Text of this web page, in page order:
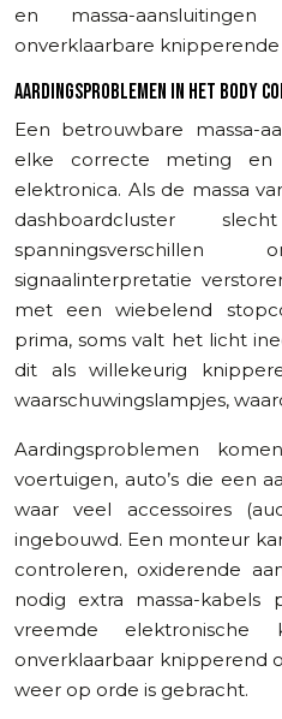
en massa-
onverklaarbare
AARDINGSPROBLEMEN IN HET BODY
Een betrouwbare massa-
elke correcte meting
elektronica. Als de massa
dashboardcluster
signaalinterpretatie
met een wiebelend
prima, soms valt het licht
dit als willekeurig
waarschuwingslampjes,
Aardingsproblemen
voertuigen, auto’s die een
waar veel accessoires
ingebouwd. Een monteur
controleren, oxiderende
nodig extra massa-kabels
vreemde elektronische
onverklaarbaar knipperend
weer op orde is gebracht.